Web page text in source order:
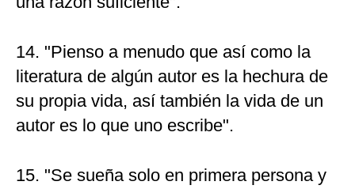
14. "Pienso a menudo que así como la
literatura de algún autor es la hechura de
su propia vida, así también la vida de un
autor es lo que uno escribe".
15. "Se sueña solo en primera persona y